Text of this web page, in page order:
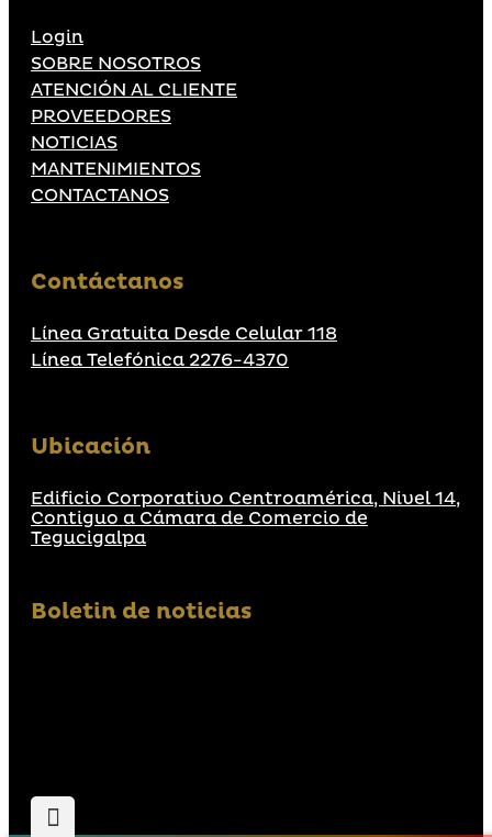
Login
SOBRE NOSOTROS
ATENCIÓN AL CLIENTE
PROVEEDORES
NOTICIAS
MANTENIMIENTOS
CONTACTANOS
Contáctanos
Línea Gratuita Desde Celular 118
Línea Telefónica 2276-4370
Ubicación
Edificio Corporativo Centroamérica, Nivel 14,
Contiguo a Cámara de Comercio de
Tegucigalpa
Boletin de noticias